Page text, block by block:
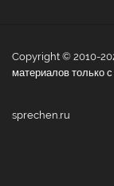
Copyright © 2010-
материалов только
sprechen.ru